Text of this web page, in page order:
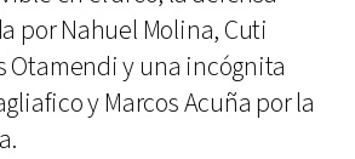
por Nahuel Molina, Cuti
Otamendi y una incógnita
y Marcos Acuña por la